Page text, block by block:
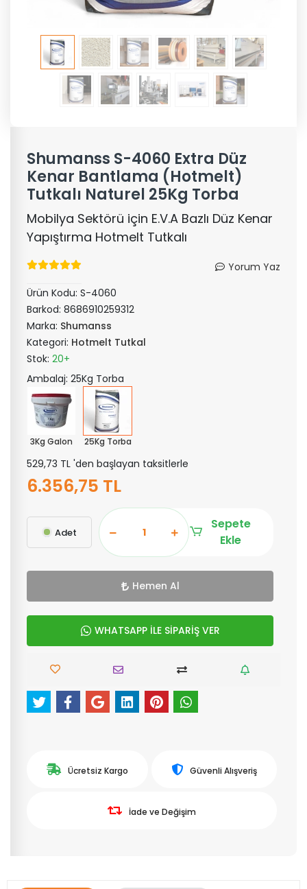
Shumanss S-4060 Extra Düz
Kenar Bantlama (Hotmelt)
Tutkalı Naturel 25Kg Torba
Mobilya Sektörü için E.V.A Bazlı Düz Kenar
Yapıştırma Hotmelt Tutkalı
Yorum Yaz
Ürün Kodu: S-4060
Barkod: 8686910259312
Marka: Shumanss
Kategori: Hotmelt Tutkal
Stok: 20+
Ambalaj: 25Kg Torba
3Kg Galon 25Kg Torba
529,73 TL 'den başlayan taksitlerle
6.356,75 TL
Adet
Sepete
Ekle
Hemen Al
WHATSAPP İLE SİPARİŞ VER
Ücretsiz Kargo Güvenli Alışveriş
İade ve Değişim